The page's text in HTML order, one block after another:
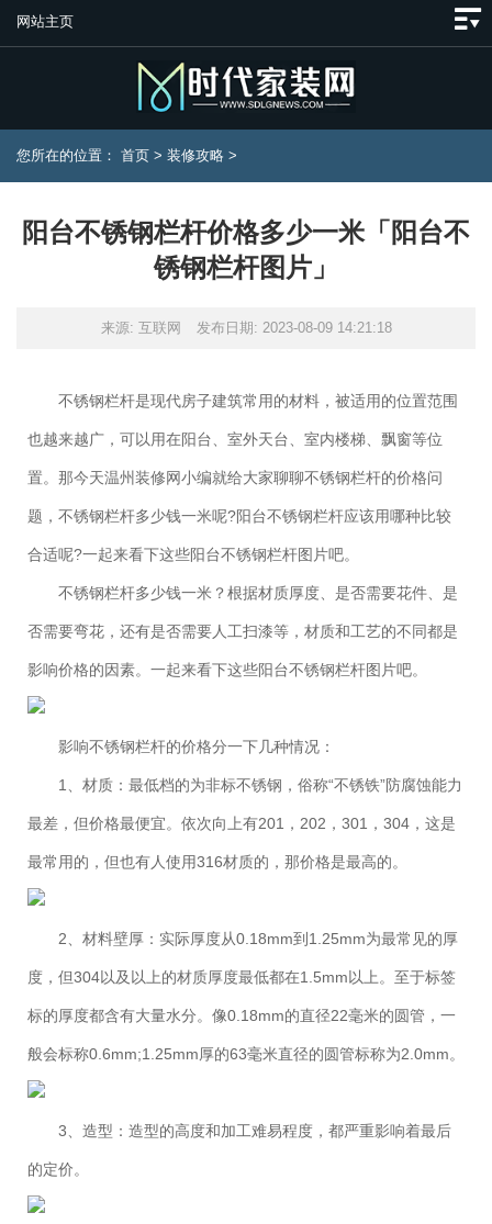
网站主页
您所在的位置： 首页 > 装修攻略 >
阳台不锈钢栏杆价格多少一米「阳台不
锈钢栏杆图片」
来源: 互联网 发布日期: 2023-08-09 14:21:18
不锈钢栏杆是现代房子建筑常用的材料，被适用的位置范围
也越来越广，可以用在阳台、室外天台、室内楼梯、飘窗等位
置。那今天温州装修网小编就给大家聊聊不锈钢栏杆的价格问
题，不锈钢栏杆多少钱一米呢?阳台不锈钢栏杆应该用哪种比较
合适呢?一起来看下这些阳台不锈钢栏杆图片吧。
不锈钢栏杆多少钱一米？根据材质厚度、是否需要花件、是
否需要弯花，还有是否需要人工扫漆等，材质和工艺的不同都是
影响价格的因素。一起来看下这些阳台不锈钢栏杆图片吧。
影响不锈钢栏杆的价格分一下几种情况：
1、材质：最低档的为非标不锈钢，俗称“不锈铁”防腐蚀能力
最差，但价格最便宜。依次向上有201，202，301，304，这是
最常用的，但也有人使用316材质的，那价格是最高的。
2、材料壁厚：实际厚度从0.18mm到1.25mm为最常见的厚
度，但304以及以上的材质厚度最低都在1.5mm以上。至于标签
标的厚度都含有大量水分。像0.18mm的直径22毫米的圆管，一
般会标称0.6mm;1.25mm厚的63毫米直径的圆管标称为2.0mm。
3、造型：造型的高度和加工难易程度，都严重影响着最后
的定价。